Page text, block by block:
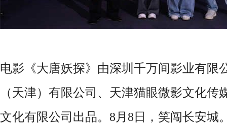
电影《大唐妖探》由深圳千万间影业有限
（天津）有限公司、天津猫眼微影文化传
文化有限公司出品。8月8日，笑闯长安城